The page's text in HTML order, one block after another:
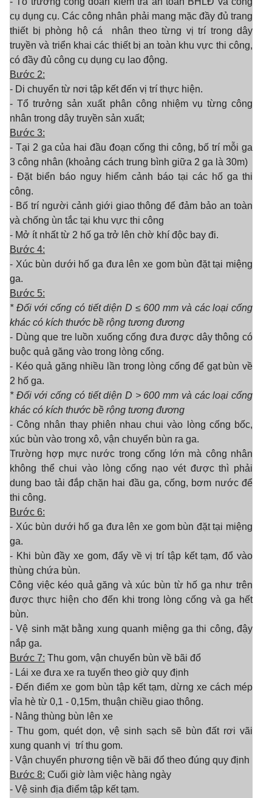
cụ dụng cụ. Các công nhân phải mang mặc đầy đủ trang
thiết bị phòng hộ cá
nhân theo từng vị trí trong dây
truyền và triển khai các thiết bị an toàn khu vực thi công,
có đầy đủ công cụ dụng cụ lao động.
Bước 2:
- Di chuyển từ nơi tập kết đến vị trí thực hiện.
- Tổ trưởng sản xuất phân công nhiệm vụ từng công
nhân trong dây truyền sản xuất;
Bước 3:
- Tại 2 ga của hai đầu đoạn cống thi công, bố trí mỗi ga
3 công nhân (khoảng cách trung bình giữa 2 ga là 30m)
- Đặt biển báo nguy hiểm cảnh báo tại các hố ga thi
công.
- Bố trí người cảnh giới giao thông để đảm bảo an toàn
và chống ùn tắc tại khu vực thi công
- Mở ít nhất từ 2 hố ga trở lên chờ khí độc bay đi.
Bước 4:
- Xúc bùn dưới hố ga đưa lên xe gom bùn đặt tại miệng
ga.
Bước 5:
* Đối với cống có tiết diện D ≤ 600 mm và các loại cống
khác có kích thước bề rộng tương đương
- Dùng que tre luồn xuống cống đưa được dây thông có
buộc quả găng vào trong lòng cống.
- Kéo quả găng nhiều lần trong lòng cống để gạt bùn về
2 hố ga.
* Đối với cống có tiết diện D > 600 mm và các loại cống
khác có kích thước bề rộng tương đương
- Công nhân thay phiên nhau chui vào lòng cống bốc,
xúc bùn vào trong xô, vận chuyển bùn ra ga.
Trường hợp mực nước trong cống lớn mà công nhân
không thể chui vào lòng cống nạo vét được thì phải
dung bao tải đắp chặn hai đầu ga, cống, bơm nước để
thi công.
Bước 6:
- Xúc bùn dưới hố ga đưa lên xe gom bùn đặt tại miệng
ga.
- Khi bùn đầy xe gom, đẩy về vị trí tập kết tạm, đổ vào
thùng chứa bùn.
Công việc kéo quả găng và xúc bùn từ hố ga như trên
được thực hiện cho đến khi trong lòng cống và ga hết
bùn.
- Vệ sinh mặt bằng xung quanh miệng ga thi công, đậy
nắp ga.
Bước 7: Thu gom, vận chuyển bùn về bãi đổ
- Lái xe đưa xe ra tuyến theo giờ quy định
- Đến điểm xe gom bùn tập kết tạm, dừng xe cách mép
vỉa hè từ 0,1 - 0,15m, thuận chiều giao thông.
- Nâng thùng bùn lên xe
- Thu gom, quét dọn, vệ sinh sạch sẽ bùn đất rơi vãi
xung quanh vị trí thu gom.
- Vận chuyển phương tiện về bãi đổ theo đúng quy định
Bước 8: Cuối giờ làm việc hàng ngày
- Vệ sinh địa điểm tập kết tạm.